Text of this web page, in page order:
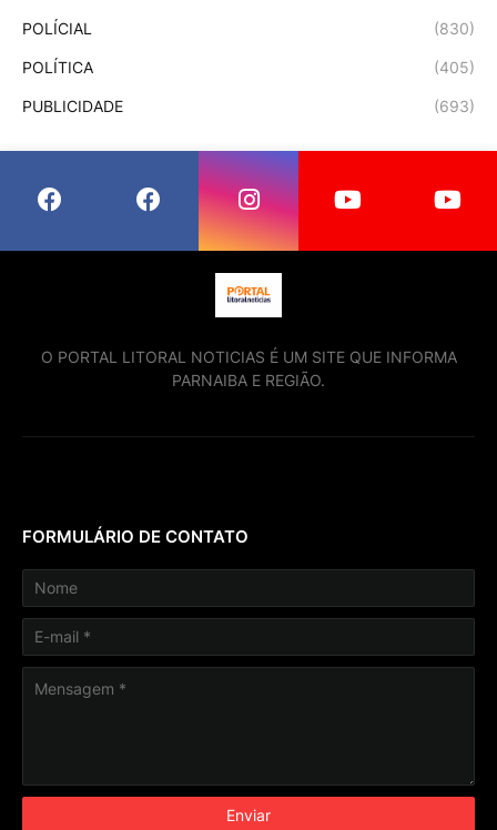
POLÍCIAL (830)
POLÍTICA (405)
PUBLICIDADE (693)
O PORTAL LITORAL NOTICIAS É UM SITE QUE INFORMA
PARNAIBA E REGIÃO.
FORMULÁRIO DE CONTATO